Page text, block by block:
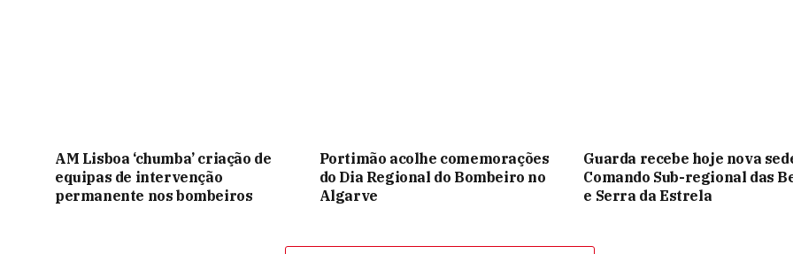
AM Lisboa ‘chumba’ criação de
equipas de intervenção
permanente nos bombeiros
Portimão acolhe comemorações
do Dia Regional do Bombeiro no
Algarve
Guarda recebe hoje nova
Comando Sub-regional das
e Serra da Estrela